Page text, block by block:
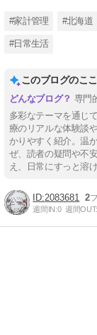
#家計管理 #北海道
#日常生活
このブログのこ
専門
多彩なテーマを通じ
療のリアルな体験談
かりやすく紹介。温
ぜ、読者の疑問や不
え、日常にすっと溶
2083681 2
週間IN:0 週間OUT: